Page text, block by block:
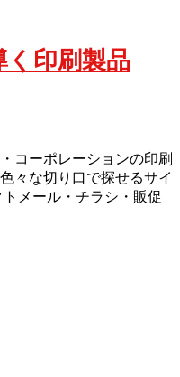
く印刷製品
コーポレーションの印刷
々な切り口で探せるサイ
メール・チラシ・販促